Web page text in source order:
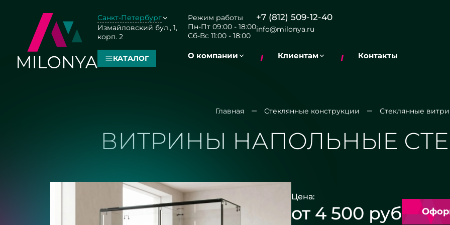
Санкт-Петербург
Измайловский бул., 1,
корп. 2
Режим работы
Пн-Пт 09:00 - 18:00
Сб-Вс 11:00 - 18:00
+7 (812) 509-12-40
info@milonya.ru
КАТАЛОГ О компании Клиентам Контакты
Главная Стеклянные конструкции Стеклянные
ВИТРИНЫ НАПОЛЬНЫЕ
Цена:
от 4 500 руб